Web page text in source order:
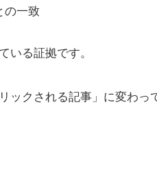
の一致
いる証拠です。
ックされる記事」に変わっ